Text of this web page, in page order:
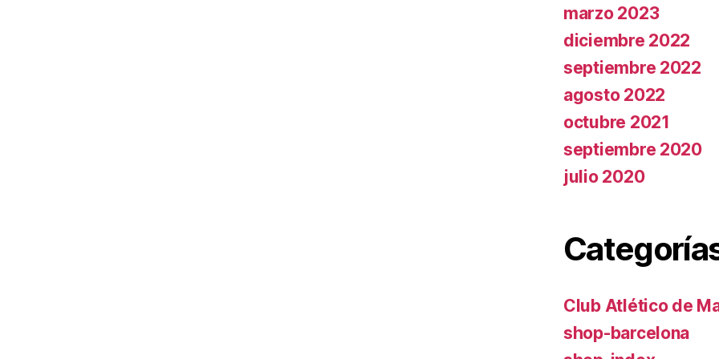
marzo 2023
diciembre 2022
septiembre 2022
agosto 2022
octubre 2021
septiembre 2020
julio 2020
Club Atlético de
shop-barcelona